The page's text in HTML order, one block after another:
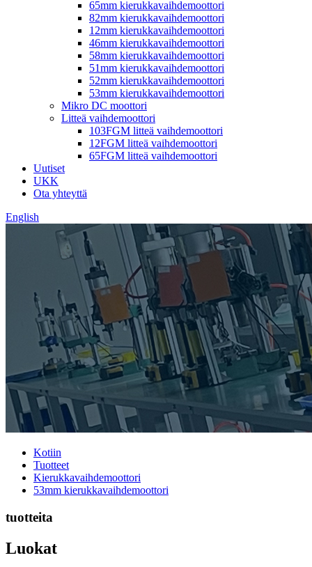
65mm kierukkavaihdemoottori
82mm kierukkavaihdemoottori
12mm kierukkavaihdemoottori
46mm kierukkavaihdemoottori
58mm kierukkavaihdemoottori
51mm kierukkavaihdemoottori
52mm kierukkavaihdemoottori
53mm kierukkavaihdemoottori
Mikro DC moottori
Litteä vaihdemoottori
103FGM litteä vaihdemoottori
12FGM litteä vaihdemoottori
65FGM litteä vaihdemoottori
Uutiset
UKK
Ota yhteyttä
English
Kotiin
Tuotteet
Kierukkavaihdemoottori
53mm kierukkavaihdemoottori
tuotteita
Luokat